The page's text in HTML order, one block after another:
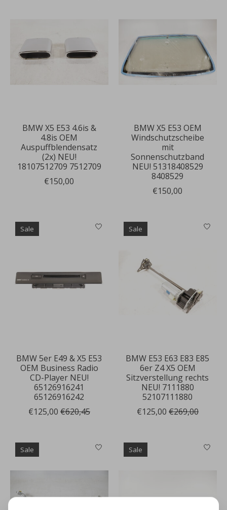
BMW X5 E53 4.6is &
4.8is OEM
Auspuffblendensatz
(2x) NEU!
18107512709 7512709
€150,00
BMW X5 E53 OEM
Windschutzscheibe
mit
Sonnenschutzband
NEU! 51318408529
8408529
€150,00
Sale
BMW 5er E49 & X5 E53
OEM Business Radio
CD-Player NEU!
65126916241
65126916242
€125,00 €620,45
Sale
BMW E53 E63 E83 E85
6er Z4 X5 OEM
Sitzverstellung rechts
NEU! 7111880
52107111880
€125,00 €269,00
Sale Sale